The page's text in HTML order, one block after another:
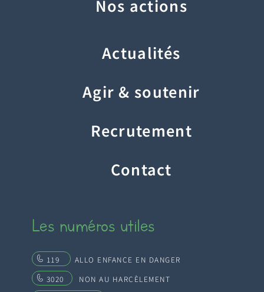
Nos actions
Actualités
Agir & soutenir
Recrutement
Contact
Les numéros utiles
119
ALLO ENFANCE EN DANGER
3020
NON AU HARCÈLEMENT